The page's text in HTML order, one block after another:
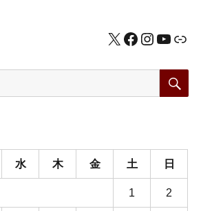
X Facebook
Instagram
公式HP
水 木 金 土 日
1 2